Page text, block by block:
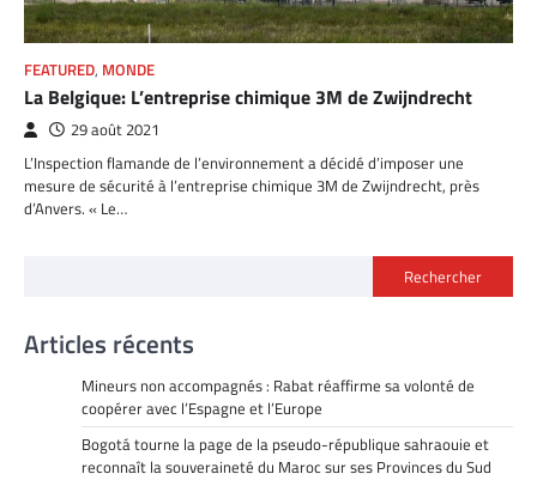
FEATURED, MONDE
La Belgique: L’entreprise chimique 3M de Zwijndrecht
29 août 2021
L’Inspection flamande de l’environnement a décidé d’imposer une
mesure de sécurité à l’entreprise chimique 3M de Zwijndrecht, près
d’Anvers. « Le…
Rechercher
Articles récents
Mineurs non accompagnés : Rabat réaffirme sa volonté de
coopérer avec l’Espagne et l’Europe
Bogotá tourne la page de la pseudo-république sahraouie et
reconnaît la souveraineté du Maroc sur ses Provinces du Sud